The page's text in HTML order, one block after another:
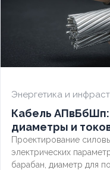
Энергетика и
Кабель
диаметры и
Проектирование
электрических
барабан, диаметр для